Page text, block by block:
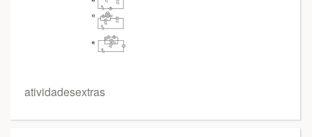
atividadesextras